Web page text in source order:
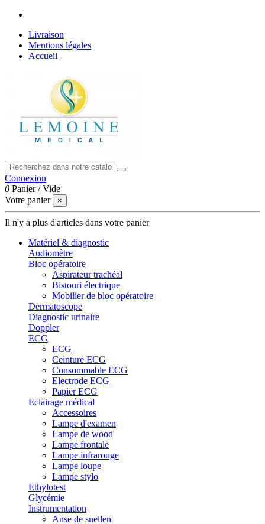
Livraison
Mentions légales
Accueil
Connexion
0 Panier /Vide
Votre panier
×
Il n'y a plus d'articles dans votre panier
Matériel & diagnostic
Audiomètre
Bloc opératoire
Aspirateur trachéal
Bistouri électrique
Mobilier de bloc opératoire
Dermatoscope
Diagnostic urinaire
Doppler
ECG
ECG
Ceinture ECG
Consommable ECG
Electrode ECG
Papier ECG
Eclairage médical
Accessoires
Lampe d'examen
Lampe de wood
Lampe frontale
Lampe infrarouge
Lampe loupe
Lampe stylo
Ethylotest
Glycémie
Instrumentation
Anse de snellen